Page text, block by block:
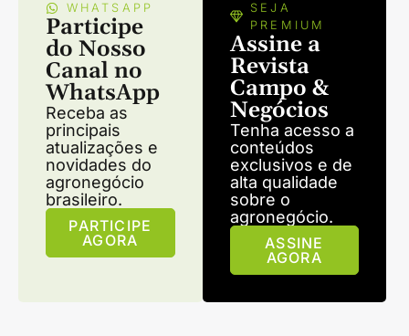
WHATSAPP
Participe
do Nosso
Canal no
WhatsApp
Receba as
principais
atualizações e
novidades do
agronegócio
brasileiro.
PARTICIPE
AGORA
SEJA
PREMIUM
Assine a
Revista
Campo &
Negócios
Tenha acesso a
conteúdos
exclusivos e de
alta qualidade
sobre o
agronegócio.
ASSINE
AGORA